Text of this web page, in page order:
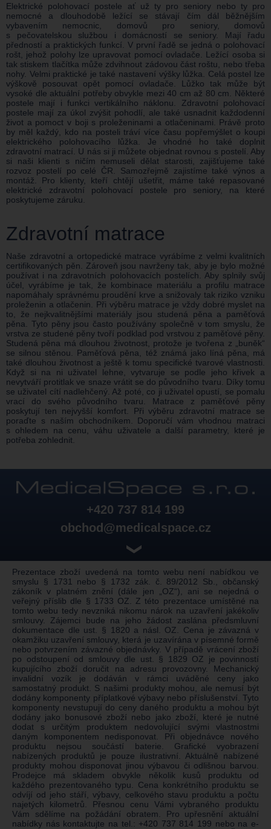
Elektrické polohovací postele ať už ty pro seniory nebo ty pro
nemocné a dlouhodobě ležící se stávají čím dál běžnějším
vybavením nemocnic, domovů pro seniory, domovů
s pečovatelskou službou i domácností se seniory. Mají řadu
předností a praktických funkcí. V první řadě se jedná o polohovací
rošt, jehož polohy lze upravovat pomocí ovladače. Ležící osoba si
tak stiskem tlačítka může zdvihnout zádovou část roštu, nebo třeba
nohy. Velmi praktické je také nastavení výšky lůžka. Celá postel lze
výškově posouvat opět pomocí ovladače. Lůžko tak může být
vysoké dle aktuální potřeby obvykle mezi 40 cm až 80 cm. Některé
postele mají i funkci vertikálního náklonu. Zdravotní polohovací
postele mají za úkol zvýšit pohodlí, ale také usnadnit každodenní
život a pomoct v boji s proleženinami a otlačeninami. Právě proto
by měl každý, kdo na posteli tráví více času popřemýšlet o koupi
elektrického polohovacího lůžka. Je vhodné ho také doplnit
zdravotní matrací. U nás si ji můžete objednat rovnou s postelí. Aby
si naši klienti s ničím nemuseli dělat starosti, zajišťujeme také
rozvoz postelí po celé ČR. Samozřejmě zajistíme také výnos a
montáž. Pro klienty, kteří chtějí ušetřit, máme také repasované
elektrické zdravotní polohovací postele pro seniory, na které
poskytujeme záruku.
Zdravotní matrace
Naše zdravotní a ortopedické matrace vyrábíme z velmi kvalitních
certifikovaných pěn. Zároveň jsou navrženy tak, aby je bylo možné
používat i na zdravotních polohovacích postelích. Aby splnily svůj
účel, vyrábíme je tak, že kombinace materiálu a profilu matrace
napomáhaly správnému proudění krve a snižovaly tak riziko vzniku
proleženin a otlačenin. Při výběru matrace je vždy dobré myslet na
to, že nejkvalitnějšími materiály jsou studená pěna a paměťová
pěna. Tyto pěny jsou často používány společně v tom smyslu, že
vrstva ze studené pěny tvoří podklad pod vrstvou z paměťové pěny.
Studená pěna má dlouhou životnost, protože je tvořena z „buněk“
se silnou stěnou. Paměťová pěna, též známá jako líná pěna, má
také dlouhou životnost a ještě k tomu specifické tvarové vlastnosti.
Když si na ni uživatel lehne, vytvaruje se podle jeho křivek a
nevytváří protitlak ve snaze vrátit se do původního tvaru. Díky tomu
se uživatel cítí nadlehčený. Až poté, co ji uživatel opustí, se pomalu
vrací do svého původního tvaru. Matrace z paměťové pěny
poskytují ten nejvyšší komfort. Při výběru zdravotní matrace se
poraďte s naším obchodníkem. Doporučí vám vhodnou matraci
s ohledem na cenu, váhu uživatele a další parametry, které je
potřeba zohlednit.
+420 737 814 199
obchod@medicalspace.cz
❯
Prezentace zboží uvedená na tomto webu není nabídkou ve
smyslu § 1731 nebo § 1732 zák. č. 89/2012 Sb., občanský
zákoník v platném znění (dále jen „OZ“), ani se nejedná o
veřejný příslib dle § 1733 OZ. Z této prezentace umístěné na
tomto webu tedy nevzniká nikomu nárok na uzavření jakékoliv
smlouvy. Zájemci bude na jeho žádost zaslána předsmluvní
dokumentace dle ust. § 1820 a násl. OZ. Cena je závazná v
okamžiku uzavření smlouvy, která je uzavírána v písemné formě
nebo potvrzením závazné objednávky. V případě vrácení zboží
po odstoupení od smlouvy dle ust. § 1829 OZ je povinností
kupujícího zboží doručit na adresu provozovny. Mechanický
invalidní vozík je dodáván v rámci uváděné ceny jako
samostatný produkt. S našimi produkty mohou, ale nemusí být
dodány komponenty příplatkové výbavy nebo příslušenství. Tyto
komponenty nevstupují do ceny daného produktu a mohou být
dodány jako bonusové zboží nebo jako zboží, které je nutné
dodat s určitým produktem nedovolující svými vlastnostmi
daným komponentem nedisponovat. Při objednávce nového
produktu nejsou součástí baterie. Grafické vyobrazení
nabízených produktů je pouze ilustrativní. Aktuálně nabízené
produkty mohou disponovat jinou výbavou či odlišnou barvou.
Prodejce má skladem obvykle několik kusů produktu od
každého prezentovaného typu. Cena konkrétního produktu se
odvíjí od jeho stáří, výbavy, celkového stavu produktu a počtu
najetých kilometrů. Přesnou cenu Vámi vybraného produktu
Vám sdělíme na požádání obratem. Pro upřesnění aktuální
nabídky nás kontaktujte na tel.: +420 737 814 199 nebo na e-